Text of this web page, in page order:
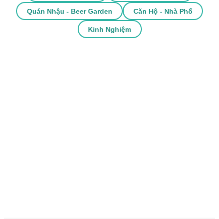
Quán Nhậu - Beer Garden Căn Hộ - Nhà Phố
Kinh Nghiệm